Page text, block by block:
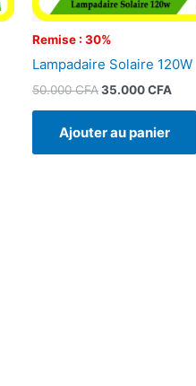
Remise : 30%
Lampadaire Solaire 120W
50.000CFA35.000CFA
Ajouter au panier